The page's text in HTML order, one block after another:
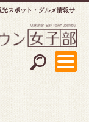
光スポット・グルメ情報サ